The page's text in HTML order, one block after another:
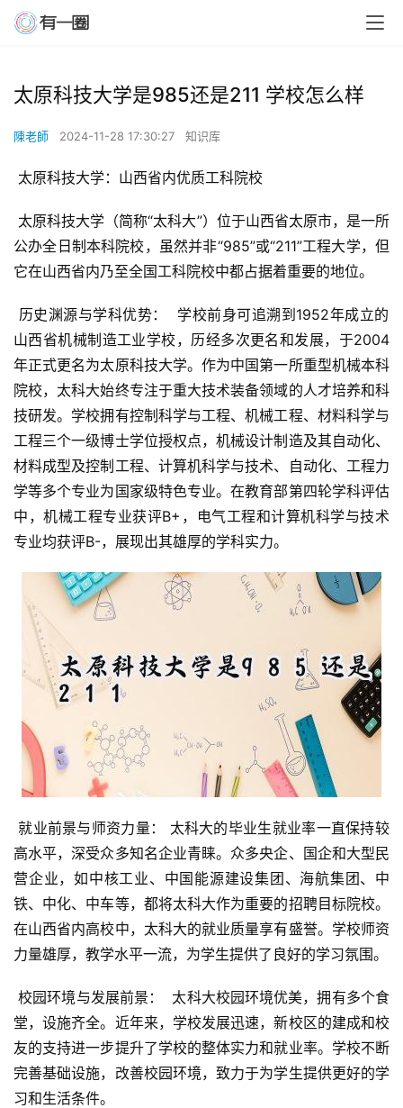
太原科技大学是985还是211 学校怎么样
陳老師 2024-11-28 17:30:27 知识库
太原科技大学：山西省内优质工科院校
公办全日制本科院校，虽然并非“985”或“211”工程大学，但
它在山西省内乃至全国工科院校中都占据着重要的地位。
山西省机械制造工业学校，历经多次更名和发展，于2004
年正式更名为太原科技大学。作为中国第一所重型机械本科
院校，太科大始终专注于重大技术装备领域的人才培养和科
技研发。学校拥有控制科学与工程、机械工程、材料科学与
工程三个一级博士学位授权点，机械设计制造及其自动化、
材料成型及控制工程、计算机科学与技术、自动化、工程力
学等多个专业为国家级特色专业。在教育部第四轮学科评估
中，机械工程专业获评B+，电气工程和计算机科学与技术
专业均获评B-，展现出其雄厚的学科实力。
就业前景与师资力量： 太科大的毕业生就业率一直保持较
高水平，深受众多知名企业青睐。众多央企、国企和大型民
营企业，如中核工业、中国能源建设集团、海航集团、中
铁、中化、中车等，都将太科大作为重要的招聘目标院校。
在山西省内高校中，太科大的就业质量享有盛誉。学校师资
力量雄厚，教学水平一流，为学生提供了良好的学习氛围。
校园环境与发展前景：  太科大校园环境优美，拥有多个食
堂，设施齐全。近年来，学校发展迅速，新校区的建成和校
友的支持进一步提升了学校的整体实力和就业率。学校不断
完善基础设施，改善校园环境，致力于为学生提供更好的学
习和生活条件。